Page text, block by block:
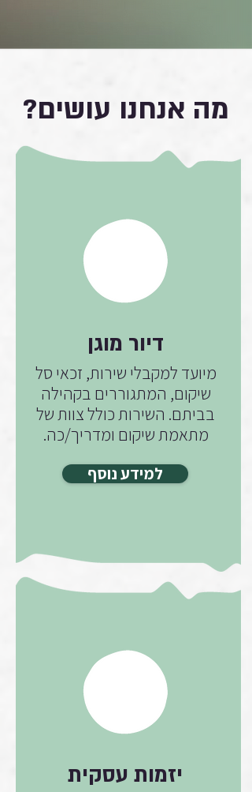
מה אנחנו עושים?
דיור מוגן
מיועד למקבלי שירות, זכאי סל
שיקום, המתגוררים בקהילה
בביתם. השירות כולל צוות של
מתאמת שיקום ומדריך/כה.
למידע נוסף
יזמות עסקית